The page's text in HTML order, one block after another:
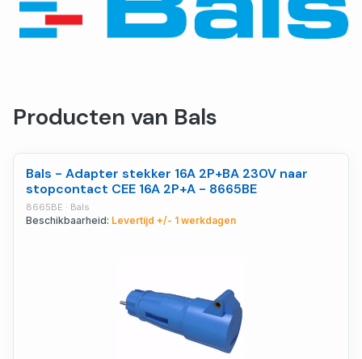
Producten van Bals
Bals - Adapter stekker 16A 2P+BA 230V naar
stopcontact CEE 16A 2P+A - 8665BE
8665BE · Bals
Beschikbaarheid: Levertijd +/- 1 werkdagen